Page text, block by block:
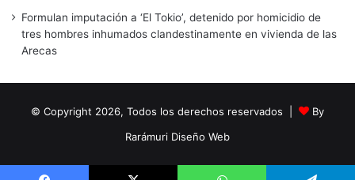
Formulan imputación a ‘El Tokio’, detenido por homicidio de
tres hombres inhumados clandestinamente en vivienda de las
Arecas
© Copyright 2026, Todos los derechos reservados |
By
Rarámuri Diseño Web